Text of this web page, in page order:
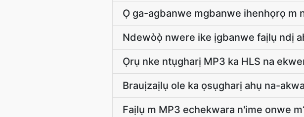
Ọ ga-agbanwe mgbanwe ihenhọrọ m
Ndewòọ̀ nwere ike ịgbanwe faịlụ ndị
Ọrụ nke ntụgharị MP3 ka HLS na
Brauịzaịlụ ole ka ọsụgharị ahụ na-
Faịlụ m MP3 echekwara n'ime onwe